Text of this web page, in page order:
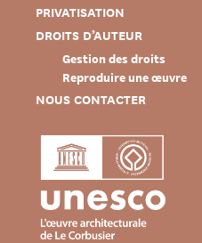
PRIVATISATION
DROITS D’AUTEUR
Gestion des droits
Reproduire une œuvre
NOUS CONTACTER